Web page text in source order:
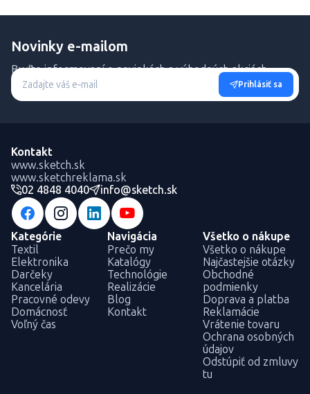
Novinky e-mailom
Buďte informovaní o novinkách a výhodných akciách.
Prihlásiť sa
Kontakt
www.sketch.sk
www.sketchreklama.sk
02 4848 4040
info@sketch.sk
Kategórie
Textil
Elektronika
Darčeky
Kancelária
Pracovné odevy
Domácnosť
Voľný čas
Navigácia
Prečo my
Katalógy
Technológie
Realizácie
Blog
Kontakt
Všetko o nákupe
Všetko o nákupe
Najčastejšie otázky
Obchodné
podmienky
Doprava a platba
Reklamácie
Vrátenie tovaru
Ochrana osobných
údajov
Odstúpiť od zmluvy
tu